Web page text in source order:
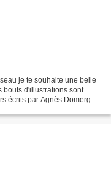
je te souhaite une belle
bouts d'illustrations sont
écrits par Agnès Domergue,